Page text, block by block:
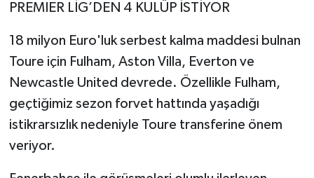
PREMIER LİG’DEN 4 KULÜP İSTİYOR
18 milyon Euro'luk serbest kalma maddesi bulnan
Toure için Fulham, Aston Villa, Everton ve
Newcastle United devrede. Özellikle Fulham,
geçtiğimiz sezon forvet hattında yaşadığı
istikrarsızlık nedeniyle Toure transferine önem
veriyor.